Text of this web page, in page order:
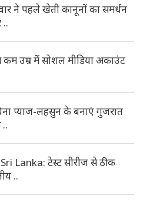
ने पहले खेती कानूनों का समर्थन
..
उम्र में सोशल मीडिया अकाउंट
प्याज-लहसुन के बनाएं गुजरात
Lanka: टेस्ट सीरीज से ठीक
..